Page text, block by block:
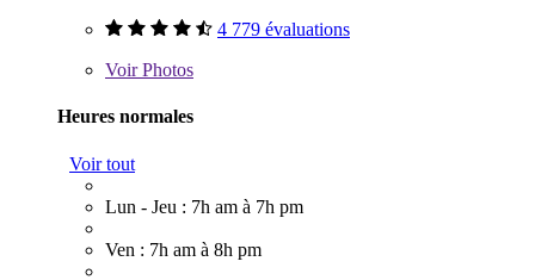
4 779 évaluations
VoirPhotos
Heures normales
Voir tout
Lun - Jeu : 7h am à 7h pm
Ven : 7h am à 8h pm